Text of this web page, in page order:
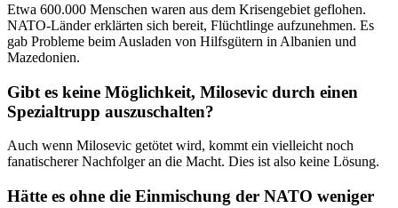
Etwa 600.000 Menschen waren aus dem Krisengebiet geflohen.
NATO-Länder erklärten sich bereit, Flüchtlinge aufzunehmen. Es
gab Probleme beim Ausladen von Hilfsgütern in Albanien und
Mazedonien.
Gibt es keine Möglichkeit, Milosevic durch einen
Spezialtrupp auszuschalten?
Auch wenn Milosevic getötet wird, kommt ein vielleicht noch
fanatischerer Nachfolger an die Macht. Dies ist also keine Lösung.
Hätte es ohne die Einmischung der NATO weniger